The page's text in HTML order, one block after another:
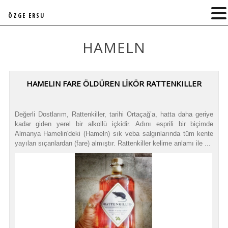
HAMELN
HAMELIN FARE ÖLDÜREN LİKÖR RATTENKILLER
Değerli Dostlarım, Rattenkiller, tarihi Ortaçağ’a, hatta daha geriye
kadar giden yerel bir alkollü içkidir. Adını esprili bir biçimde
Almanya Hamelin'deki (Hameln) sık veba salgınlarında tüm kente
yayılan sıçanlardan (fare) almıştır. Rattenkiller kelime anlamı ile ...
ÖZGE ERSU